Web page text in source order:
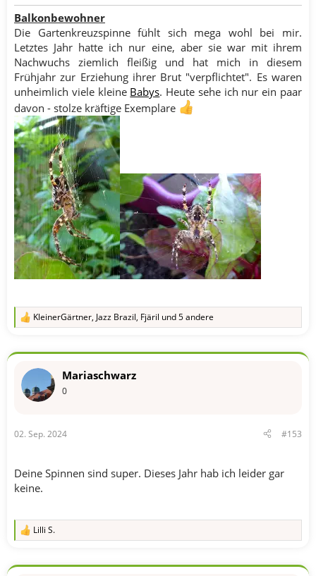
Balkonbewohner
Die Gartenkreuzspinne fühlt sich mega wohl bei mir.
Letztes Jahr hatte ich nur eine, aber sie war mit ihrem
Nachwuchs ziemlich fleißig und hat mich in diesem
Frühjahr zur Erziehung ihrer Brut "verpflichtet". Es waren
unheimlich viele kleine Babys. Heute sehe ich nur ein paar
davon - stolze kräftige Exemplare
R
k
o
:
KleinerGärtner, Jazz Brazil, Fjäril und 5 andere
Mariaschwarz
0
02. Sep. 2024 #153
Deine Spinnen sind super. Dieses Jahr hab ich leider gar
keine.
R
k
Lilli S.